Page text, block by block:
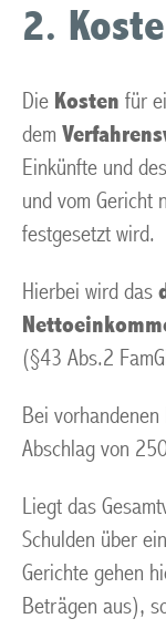
2.
Die Kosten für
dem
Einkünfte und
und vom Gericht
festgesetzt wird.
Hierbei wird das
(§43 Abs.2
Bei
Abschlag von
Liegt das
Schulden über
Gerichte gehen
Beträgen aus),